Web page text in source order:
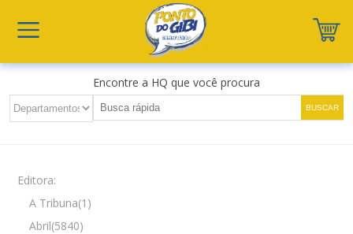
Encontre a HQ que você procura
Editora:
A Tribuna(1)
Abril(5840)